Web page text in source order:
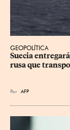
GEOPOLÍTICA
Suecia
rusa que
Por AFP